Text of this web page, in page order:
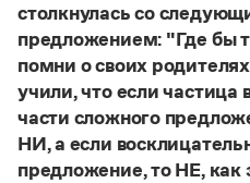
Словари русского языка как
Справочники
Правила русской орфографии
Русский язык. Краткий
Словарь русских имён
Словарь методических
столкнулась со
предложением: "Где бы
помни о своих
учили, что если частица
части сложного
НИ, а если
предложение, то НЕ, как